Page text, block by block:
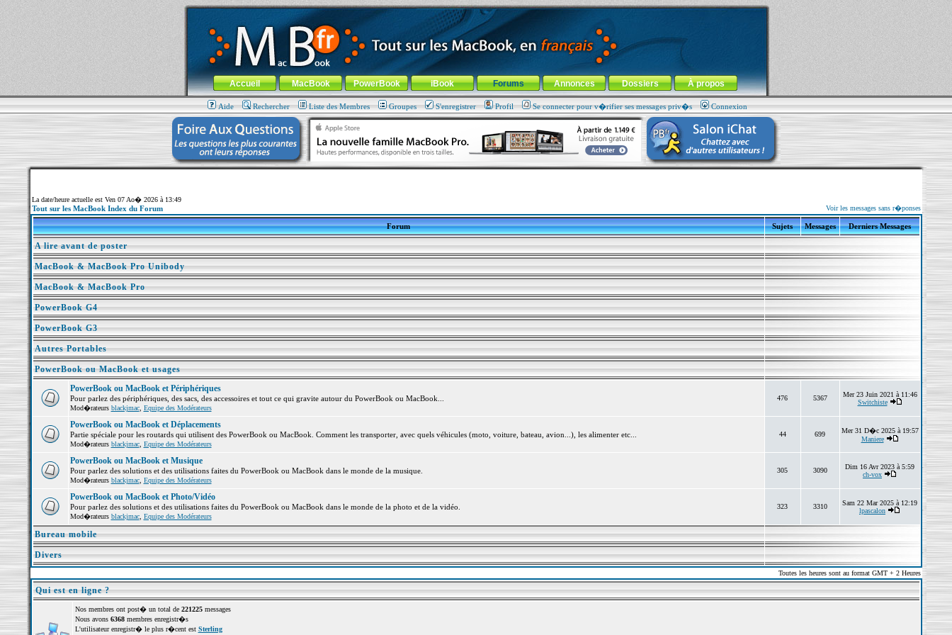
MacBook-fr.com : 100% Apple... 100% nomade !
Aller au contenu-Aller au menu général-Aller au menu de la rubrique
Menu général
Accueil MacBook PowerBook iBook Forums Annonces Dossiers À propos
Aide Rechercher Liste des Membres Groupes S'enregistrer Profil Se connecter pour v�rifier ses messages priv�s Connexion
La date/heure actuelle est Ven 07 Ao� 2026 à 13:49
Tout sur les MacBook Index du Forum Voir les messages sans r�ponses
Forum Sujets Messages Derniers Messages
A lire avant de poster
MacBook & MacBook Pro Unibody
MacBook & MacBook Pro
PowerBook G4
PowerBook G3
Autres Portables
PowerBook ou MacBook et usages
PowerBook ou MacBook et Périphériques
Pour parlez des périphériques, des sacs, des accessoires et tout ce qui gravite autour du PowerBook ou MacBook...
Mod�rateurs blackjmac, Equipe des Modérateurs
476 5367
Mer 23 Juin 2021 à 11:46
Switchiste
PowerBook ou MacBook et Déplacements
Partie spéciale pour les routards qui utilisent des PowerBook ou MacBook. Comment les transporter, avec quels véhicules (moto, voiture, bateau, avion...), les alimenter etc...
Mod�rateurs blackjmac, Equipe des Modérateurs
44 699
Mer 31 D�c 2025 à 19:57
Maniere
PowerBook ou MacBook et Musique
Pour parlez des solutions et des utilisations faites du PowerBook ou MacBook dans le monde de la musique.
Mod�rateurs blackjmac, Equipe des Modérateurs
305 3090
Dim 16 Avr 2023 à 5:59
ch-vox
PowerBook ou MacBook et Photo/Vidéo
Pour parlez des solutions et des utilisations faites du PowerBook ou MacBook dans le monde de la photo et de la vidéo.
Mod�rateurs blackjmac, Equipe des Modérateurs
323 3310
Sam 22 Mar 2025 à 12:19
lpascalon
Bureau mobile
Divers
Toutes les heures sont au format GMT + 2 Heures
Qui est en ligne ?
Nos membres ont post� un total de 221225messages
Nous avons 6368membres enregistr�s
L'utilisateur enregistr� le plus r�cent est Sterling